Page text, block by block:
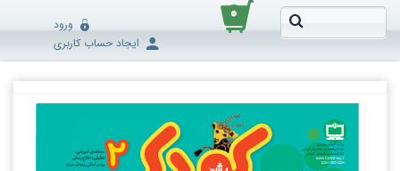
۰
ورود
ایجاد حساب کاربری